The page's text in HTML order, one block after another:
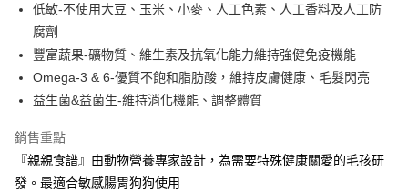
國泰世華商業銀行
兆豐國際商業銀行
臺灣中小企業銀行
匯豐（台灣）商業銀行
華泰商業銀行
聯邦商業銀行
遠東國際商業銀行
元大商業銀行
永豐商業銀行
玉山商業銀行
星展（台灣）商業銀行
台灣樂天信用卡公司
街口支付
悠遊付
大哥付你分期
相關說明
低敏-不使用大豆、玉米、小麥、人工色素、人工香料及人工防
腐劑
豐富蔬果-礦物質、維生素及抗氧化能力維持強健免疫機能
Omega-3 & 6-優質不飽和脂肪酸，維持皮膚健康、毛髮閃亮
益生菌&益菌生-維持消化機能、調整體質
銷售重點
『親親食譜』由動物營養專家設計，為需要特殊健康關愛的毛孩研
發。最適合敏感腸胃狗狗使用